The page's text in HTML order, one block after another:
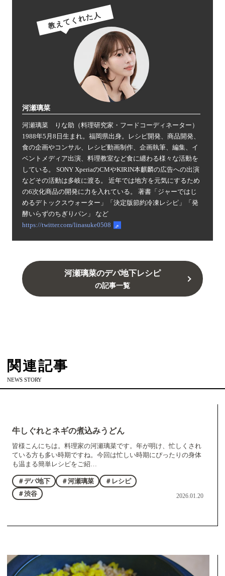
教えてくれた人
河瀬璃菜
河瀬璃菜 りな助（料理研究家・フードコーディネーター）
1988年5月8日生まれ。福岡県出身。レシピ開発、商品開発、
食の企画やコンサル、レシピ動画制作、企画執筆、編集、イ
ベントメディア出演、料理教室など食に纏わる様々な活動を
している。 SONY XperiaのCMやKIRIN本麒麟の広告への出演
などその活動は多岐に渡る。 近年では地方を元気にするため
の6次化商品の開発に力を入れている。 著書「ジャーではじ
めるデトックスウォーター」「決定版節約冷凍レシピ」「発
酵いらずのちぎりパン」 など
https://twitter.com/linasuke0508
河瀬璃菜のデパ地下レシピ
の記事一覧
関連記事
NEWS STORY
牛しぐれとネギの煮込みうどん
皆様こんにちは。料理家の河瀬璃菜です。年が明け、忙しくされ
ている方も多い時期ですね。今回は忙しい時期にぴったりの身体
も温まる簡単レシピをご紹…
＃デパ地下 ＃河瀬璃菜
＃レシピ
＃渋谷
2026.01.20